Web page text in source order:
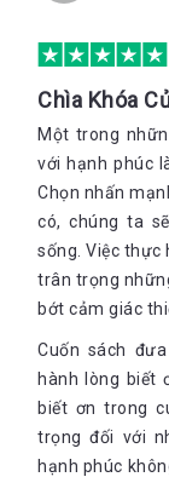
Chìa Khóa
Một trong
với hạnh phúc
Chọn nhấn
có, chúng ta
sống. Việc thực
trân trọng
bớt cảm giác
Cuốn sách
hành lòng biết
biết ơn trong
trọng đối với
hạnh phúc